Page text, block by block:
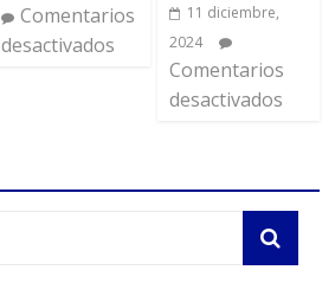
Comentarios
desactivados
11 diciembre,
2024
Comentarios
desactivados